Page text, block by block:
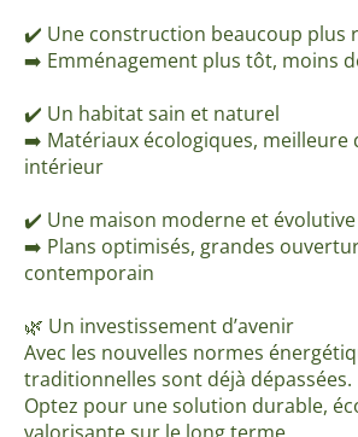
✔️ Une construction beaucoup plus
➡️ Emménagement plus tôt, moins
✔️ Un habitat sain et naturel
➡️ Matériaux écologiques, meilleure
intérieur
✔️ Une maison moderne et évolutive
➡️ Plans optimisés, grandes
contemporain
🌿 Un investissement d’avenir
Avec les nouvelles normes
traditionnelles sont déjà dépassées.
Optez pour une solution durable,